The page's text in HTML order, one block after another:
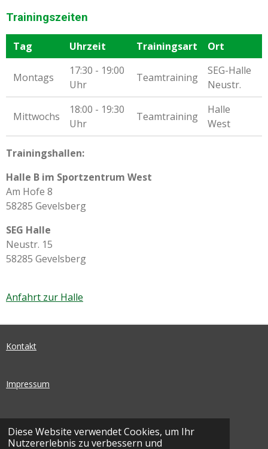
Diese Website verwendet Cookies, um Ihr
Nutzererlebnis zu verbessern und
Trainingszeiten
Tag Uhrzeit Trainingsart Ort
Montags
17:30 - 19:00
Uhr
Teamtraining
SEG-Halle
Neustr.
Mittwochs
18:00 - 19:30
Uhr
Teamtraining
Halle
West
Trainingshallen:
Halle B im Sportzentrum West
Am Hofe 8
58285 Gevelsberg
SEG Halle
Neustr. 15
58285 Gevelsberg
Anfahrt zur Halle
Kontakt
Impressum
Datenschutz